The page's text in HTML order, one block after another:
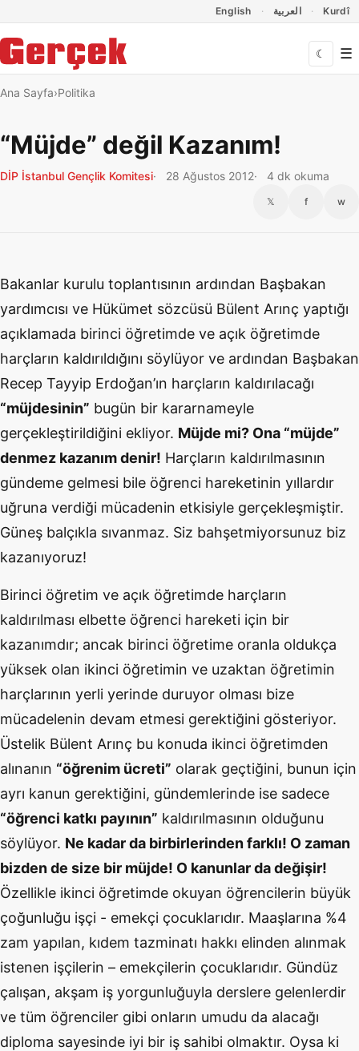
English العربية Kurdî
☾ ☰
Ana Sayfa Politika
“Müjde” değil Kazanım!
DİP İstanbul Gençlik Komitesi 28 Ağustos 2012 4 dk okuma
𝕏 f w
Bakanlar kurulu toplantısının ardından Başbakan
yardımcısı ve Hükümet sözcüsü Bülent Arınç yaptığı
açıklamada birinci öğretimde ve açık öğretimde
harçların kaldırıldığını söylüyor ve ardından Başbakan
Recep Tayyip Erdoğan’ın harçların kaldırılacağı
“müjdesinin” bugün bir kararnameyle
gerçekleştirildiğini ekliyor. Müjde mi? Ona “müjde”
denmez kazanım denir! Harçların kaldırılmasının
gündeme gelmesi bile öğrenci hareketinin yıllardır
uğruna verdiği mücadenin etkisiyle gerçekleşmiştir.
Güneş balçıkla sıvanmaz. Siz bahşetmiyorsunuz biz
kazanıyoruz!
Birinci öğretim ve açık öğretimde harçların
kaldırılması elbette öğrenci hareketi için bir
kazanımdır; ancak birinci öğretime oranla oldukça
yüksek olan ikinci öğretimin ve uzaktan öğretimin
harçlarının yerli yerinde duruyor olması bize
mücadelenin devam etmesi gerektiğini gösteriyor.
Üstelik Bülent Arınç bu konuda ikinci öğretimden
alınanın “öğrenim ücreti” olarak geçtiğini, bunun için
ayrı kanun gerektiğini, gündemlerinde ise sadece
“öğrenci katkı payının” kaldırılmasının olduğunu
söylüyor. Ne kadar da birbirlerinden farklı! O zaman
bizden de size bir müjde! O kanunlar da değişir!
Özellikle ikinci öğretimde okuyan öğrencilerin büyük
çoğunluğu işçi - emekçi çocuklarıdır. Maaşlarına %4
zam yapılan, kıdem tazminatı hakkı elinden alınmak
istenen işçilerin – emekçilerin çocuklarıdır. Gündüz
çalışan, akşam iş yorgunluğuyla derslere gelenlerdir
ve tüm öğrenciler gibi onların umudu da alacağı
diploma sayesinde iyi bir iş sahibi olmaktır. Oysa ki